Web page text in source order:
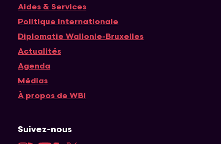
Navigation principale
Aides & Services
Politique Internationale
Diplomatie Wallonie-Bruxelles
Actualités
Agenda
Médias
À propos de WBI
Suivez-nous